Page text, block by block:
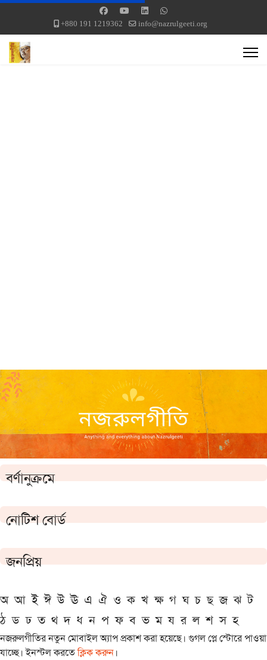
+880 191 1219362 info@nazrulgeeti.org
বর্ণানুক্রমে
নোটিশ বোর্ড
জনপ্রিয়
অ আ ই ঈ উ ঊ এ ঐ ও ক খ ক্ষ গ ঘ চ ছ জ ঝ ট
ঠ ড ঢ ত থ দ ধ ন প ফ ব ভ ম য র ল শ স হ
নজরুলগীতির নতুন মোবাইল অ্যাপ প্রকাশ করা হয়েছে। গুগল প্লে স্টোরে পাওয়া
যাচ্ছে। ইনস্টল করতেক্লিক করুন।